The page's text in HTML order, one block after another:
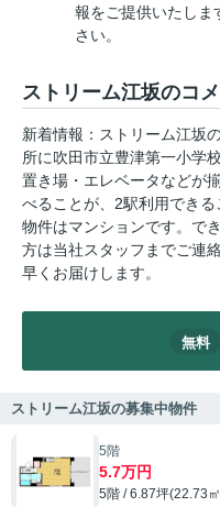
報をご提供いたしま
さい。
ストリーム江坂のコ
新着情報：ストリーム江坂
所に吹田市立豊津第一小学
置き場・エレベータなどが
べることが、2駅利用でき
物件はマンションです。で
方は当社スタッフまでご連
早くお届けします。
無料
ストリーム江坂の募集中物件
5階
5.7万円
5階 / 6.87坪(22.73